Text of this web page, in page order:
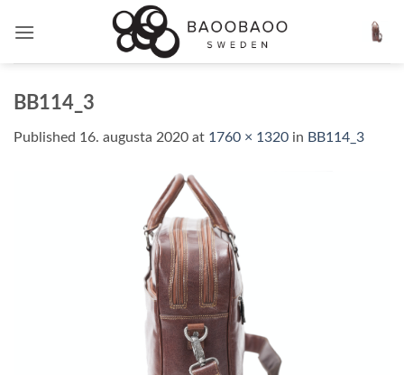
BB114_3
Published 16. augusta 2020 at 1760 × 1320 in BB114_3